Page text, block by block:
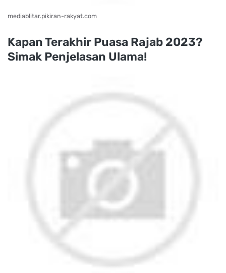
mediablitar.pikiran-rakyat.com
Kapan Terakhir Puasa Rajab 2023?
Simak Penjelasan Ulama!